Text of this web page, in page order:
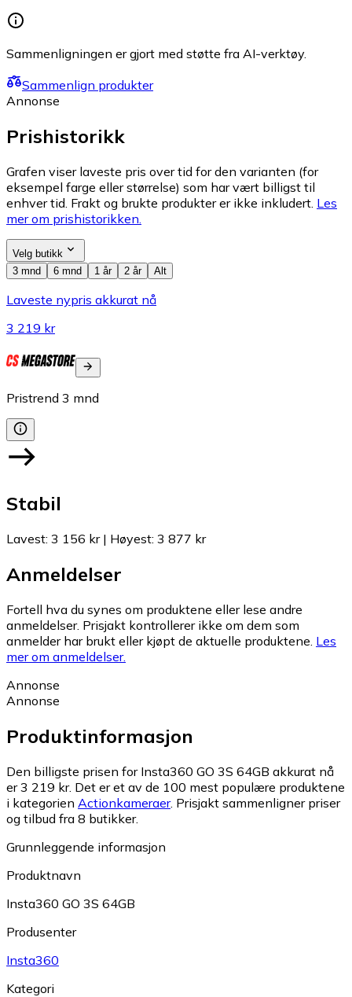
Sammenligningen er gjort med støtte fra AI-verktøy.
Sammenlign produkter
Annonse
Prishistorikk
Grafen viser laveste pris over tid for den varianten (for
eksempel farge eller størrelse) som har vært billigst til
enhver tid. Frakt og brukte produkter er ikke inkludert. Les
mer om prishistorikken.
Velg butikk
3 mnd
6 mnd 1 år 2 år Alt
Laveste nypris akkurat nå
3 219 kr
Pristrend 3 mnd
Stabil
Lavest: 3 156 kr| Høyest: 3 877 kr
Anmeldelser
Fortell hva du synes om produktene eller lese andre
anmeldelser. Prisjakt kontrollerer ikke om dem som
anmelder har brukt eller kjøpt de aktuelle produktene. Les
mer om anmeldelser.
Annonse
Annonse
Produktinformasjon
Den billigste prisen for Insta360 GO 3S 64GB akkurat nå
er 3 219 kr. Det er et av de 100 mest populære produktene
i kategorien Actionkameraer. Prisjakt sammenligner priser
og tilbud fra 8 butikker.
Grunnleggende informasjon
Produktnavn
Insta360 GO 3S 64GB
Produsenter
Insta360
Kategori